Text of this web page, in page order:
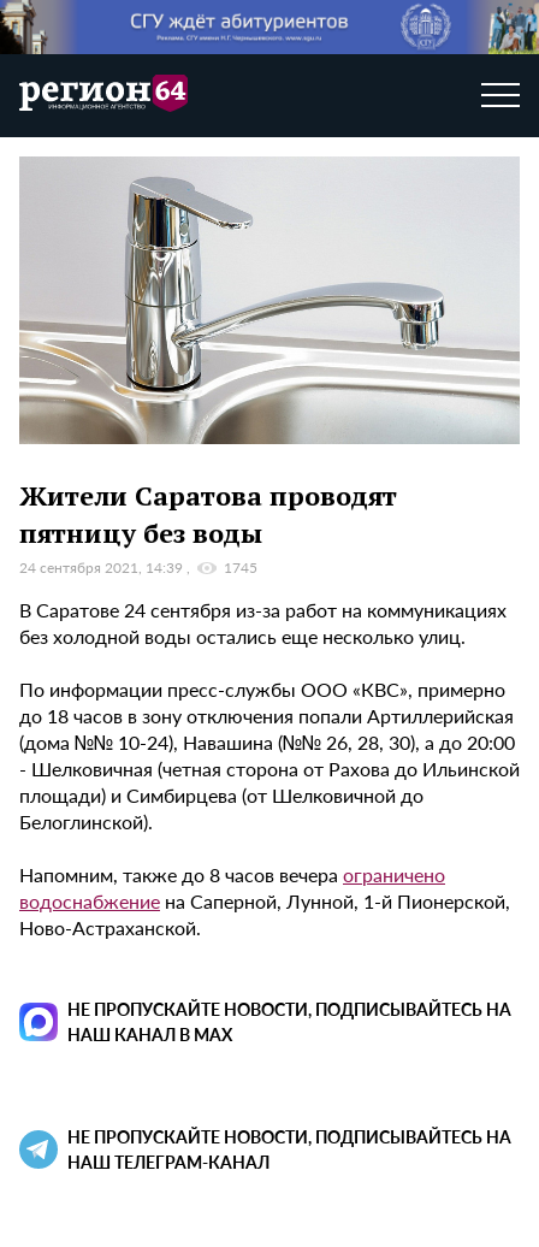
Жители Саратова проводят
пятницу без воды
24 сентября 2021, 14:39 1745
В Саратове 24 сентября из-за работ на коммуникациях
без холодной воды остались еще несколько улиц.
По информации пресс-службы ООО «КВС», примерно
до 18 часов в зону отключения попали Артиллерийская
(дома №№ 10-24), Навашина (№№ 26, 28, 30), а до 20:00
- Шелковичная (четная сторона от Рахова до Ильинской
площади) и Симбирцева (от Шелковичной до
Белоглинской).
Напомним, также до 8 часов вечера ограничено
водоснабжение на Саперной, Лунной, 1-й Пионерской,
Ново-Астраханской.
НЕ ПРОПУСКАЙТЕ НОВОСТИ, ПОДПИСЫВАЙТЕСЬ НА
НАШ КАНАЛ В MAX
НЕ ПРОПУСКАЙТЕ НОВОСТИ, ПОДПИСЫВАЙТЕСЬ НА
НАШ ТЕЛЕГРАМ-КАНАЛ